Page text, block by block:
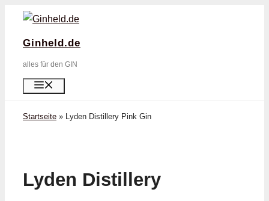
Zum
springen
Ginheld.de
alles für den GIN
Startseite » Lyden Distillery Pink Gin
Lyden Distillery